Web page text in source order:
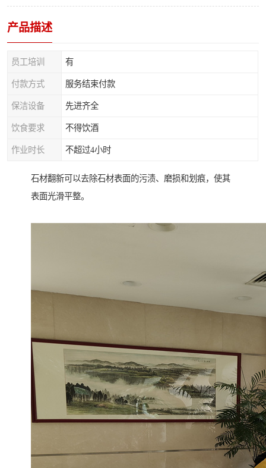
产品描述
员工培训 有
付款方式 服务结束付款
保洁设备 先进齐全
饮食要求 不得饮酒
作业时长 不超过4小时
石材翻新可以去除石材表面的污渍、磨损和划痕，使其
表面光滑平整。